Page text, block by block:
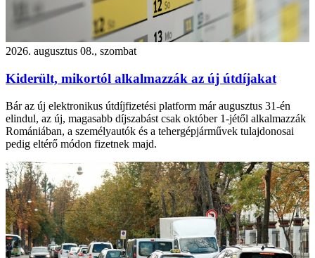
2026. augusztus 08., szombat
Kiderült, mikortól alkalmazzák az új útdíjakat
Bár az új elektronikus útdíjfizetési platform már augusztus 31-én
elindul, az új, magasabb díjszabást csak október 1-jétől alkalmazzák
Romániában, a személyautók és a tehergépjárművek tulajdonosai
pedig eltérő módon fizetnek majd.